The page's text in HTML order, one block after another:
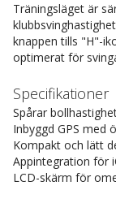
Träningsläget är
knappen tills "H"-
optimerat för
Specifikationer
Spårar
Inbyggd GPS med
Kompakt och lätt
Appintegration för
LCD-skärm för